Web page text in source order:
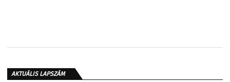
AKTUÁLIS LAPSZÁM